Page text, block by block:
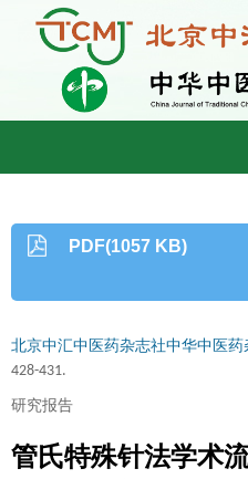
PDF(1057 KB)
北京中汇中医药杂志社中华中医药
428-431.
研究报告
管氏特殊针法学术